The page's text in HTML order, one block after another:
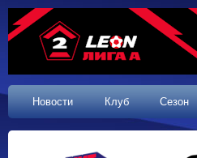
Новости Клуб Сезон